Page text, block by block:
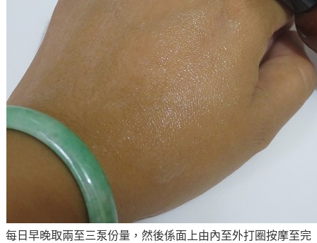
每日早晚取兩至三泵份量，然後係面上由內至外打圈按摩至完